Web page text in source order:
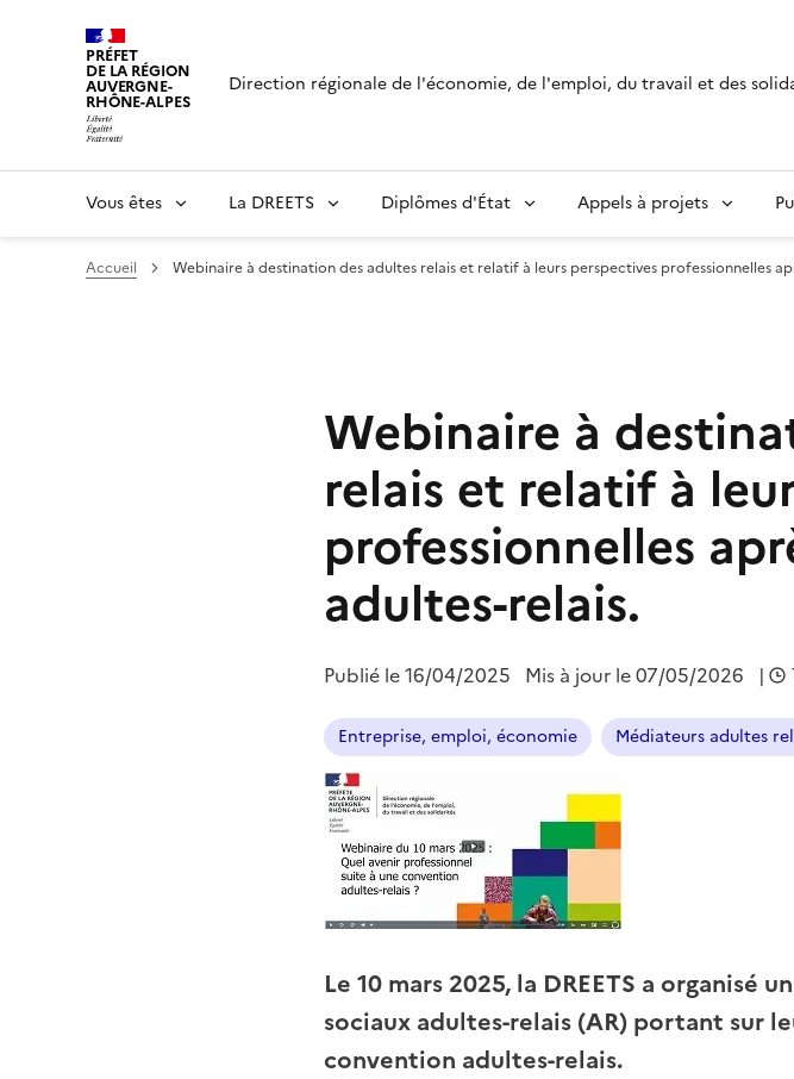
PRÉFET
DE LA RÉGION
AUVERGNE-
RHÔNE-ALPES
Direction régionale de l'économie, de l'emploi, du travail et des
Vous êtes La DREETS Diplômes d'État Appels à projets
Accueil Webinaire à destination des adultes relais et relatif à leurs perspectives professionnelles
Webinaire à
relais et relatif à
professionnelles
adultes-relais.
Publié le16/04/2025 Mis à jour le 07/05/2026 |
Entreprise, emploi, économie Médiateurs adultes
Le 10 mars 2025, la DREETS a
sociaux adultes-relais (AR) portant sur
convention adultes-relais.